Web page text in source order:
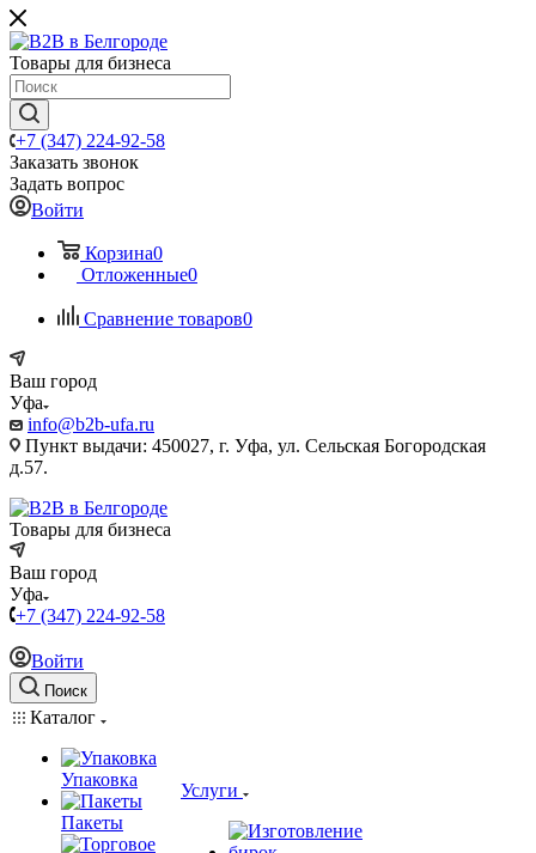
Товары для бизнеса
+7 (347) 224-92-58
Заказать звонок
Задать вопрос
Войти
Корзина0
Отложенные0
Сравнение товаров0
Ваш город
Уфа
info@b2b-ufa.ru
Пункт выдачи: 450027, г. Уфа, ул. Сельская Богородская
д.57.
Товары для бизнеса
Ваш город
Уфа
+7 (347) 224-92-58
Войти
Поиск
Каталог
Упаковка
Пакеты
Услуги